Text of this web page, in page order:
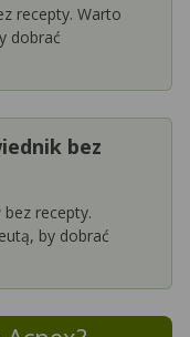
recepty. Warto
dobrać
bez
recepty.
by dobrać